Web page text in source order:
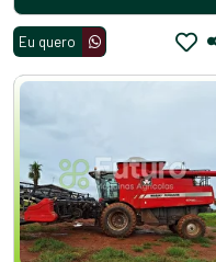
Eu quero